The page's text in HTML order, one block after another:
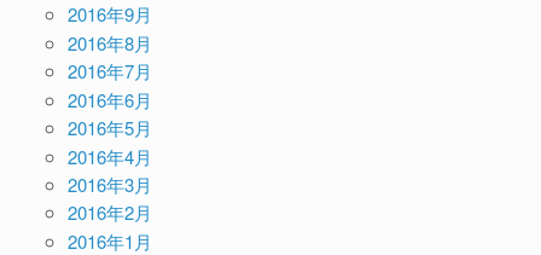
2016年9月
2016年8月
2016年7月
2016年6月
2016年5月
2016年4月
2016年3月
2016年2月
2016年1月